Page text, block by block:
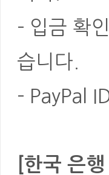
- 입금 확
습니다.
- PayPal
[한국 은행